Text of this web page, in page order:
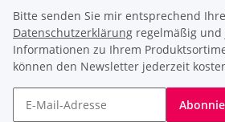
Bitte senden Sie mir entsprechend
Datenschutzerklärung regelmäßig
Informationen zu Ihrem
können den Newsletter jederzeit